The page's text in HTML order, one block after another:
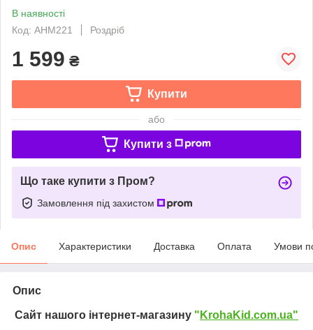
В наявності
Код: AНM221
Роздріб
1 599 ₴
Купити
або
Купити з
Що таке купити з Пром?
Замовлення під захистом
Опис Характеристики Доставка Оплата Умови
Опис
Сайт нашого інтернет-магазину " KrohaKid.com.ua"